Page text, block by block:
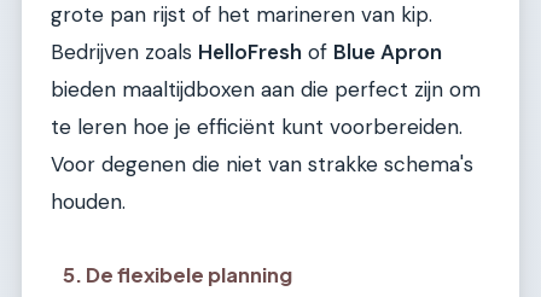
grote pan rijst of het marineren van kip.
Bedrijven zoals HelloFresh of Blue Apron
bieden maaltijdboxen aan die perfect zijn om
te leren hoe je efficiënt kunt voorbereiden.
Voor degenen die niet van strakke schema's
houden.
5. De flexibele planning